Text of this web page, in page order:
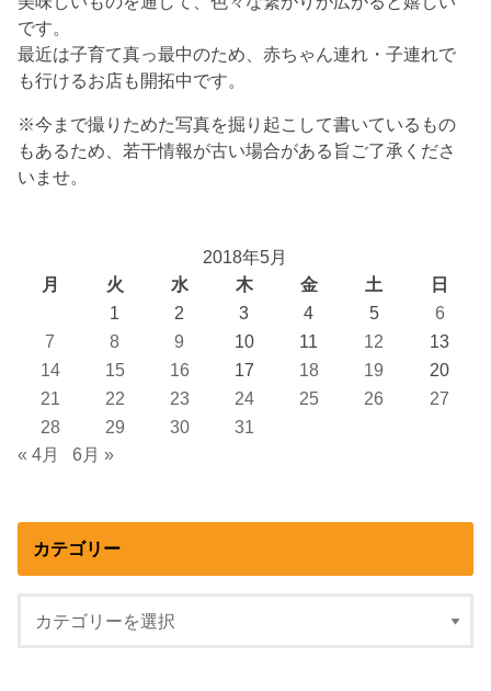
です。
最近は子育て真っ最中のため、赤ちゃん連れ・子連れで
も行けるお店も開拓中です。
※今まで撮りためた写真を掘り起こして書いているもの
もあるため、若干情報が古い場合がある旨ご了承くださ
いませ。
2018年5月
月
火 水 木 金 土
日
1
2 3 4 5
6
7
8 9 10 11 12
13
14
15 16 17 18 19
20
21
22 23 24 25 26
27
28
29 30
31
« 4月
6月 »
カテゴリー